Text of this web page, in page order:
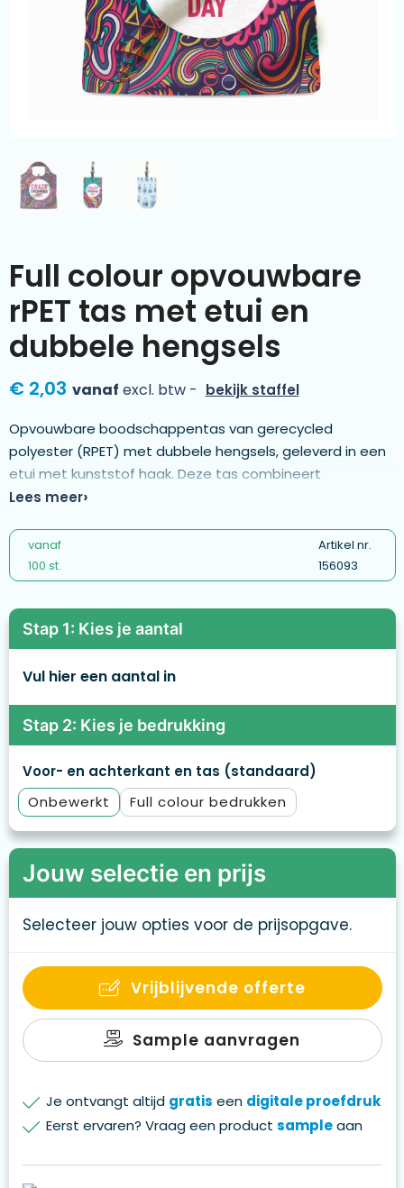
Kleding & textiel
Duurzamere geschenken
Meer categorieën
Sinterklaas
Wijn
Full colour opvouwbare
rPET tas met etui en
dubbele hengsels
€ 2,03 vanaf excl. btw - bekijk staffel
Opvouwbare boodschappentas van gerecycled
polyester (RPET) met dubbele hengsels, geleverd in een
etui met kunststof haak. Deze tas combineert
duurzaamheid met gebruiksgemak en biedt een groot
50 cm. Opgevouwen formaat: 13 × 2 × 8 cm. - MB1103
Lees meer
vanaf
100 st.
Artikel nr.
156093
Stap 1: Kies je aantal
Vul hier een aantal in
Stap 2: Kies je bedrukking
Voor- en achterkant en tas (standaard)
Onbewerkt
Full colour
Jouw selectie en prijs
Selecteer jouw opties voor de prijsopgave.
Vrijblijvende offerte
Sample aanvragen
Je ontvangt altijd gratis een digitale proefdruk
Eerst ervaren? Vraag een product sampleaan